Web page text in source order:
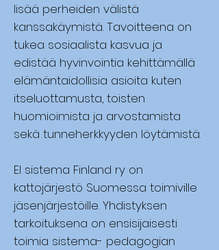
lisää perheiden välistä
kanssakäymistä. Tavoitteena on
tukea sosiaalista kasvua ja
edistää hyvinvointia kehittämällä
elämäntaidollisia asioita kuten
itseluottamusta, toisten
huomioimista ja arvostamista
sekä tunneherkkyyden löytämistä.
El sistema Finland ry on
kattojärjestö Suomessa toimiville
jäsenjärjestöille. Yhdistyksen
tarkoituksena on ensisijaisesti
toimia sistema- pedagogian